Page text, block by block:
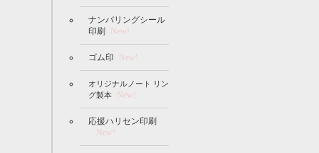
ナンバリングシール
印刷
New!
ゴム印 New!
オリジナルノート リン
グ製本
New!
応援ハリセン印刷
New!